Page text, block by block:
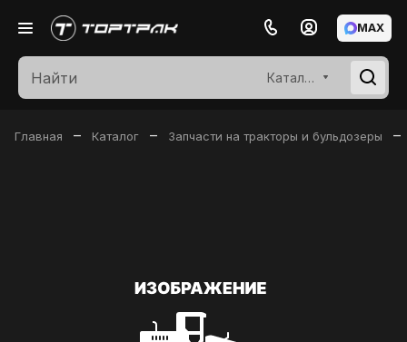
Каталог
MAX
Главная – Каталог – Запчасти на тракторы и бульдозеры –